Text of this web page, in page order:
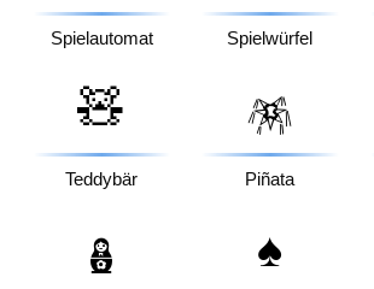
Spielautomat Spielwürfel
🧸
Teddybär
🪅
Piñata
🪆 ♠️